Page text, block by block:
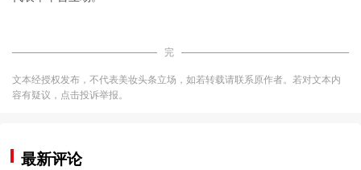
完
文本经授权发布，不代表美妆头条立场，如若转载请联系原作者。若对文本内
容有疑议，点击投诉举报。
最新评论